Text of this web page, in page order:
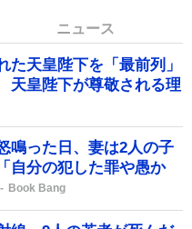
ニュース
天皇陛下を「最前列」
皇陛下が尊敬される理
鳴った日、妻は2人の子
自分の犯した罪や愚か
Book Bang